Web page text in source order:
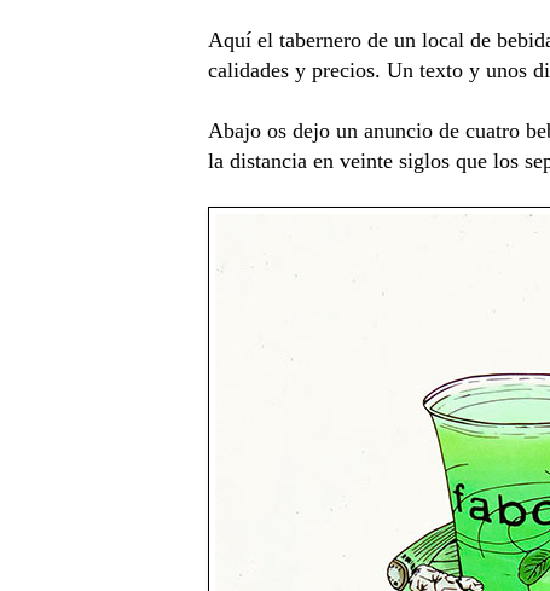
Aquí el tabernero de un local de
calidades y precios. Un texto y unos
Abajo os dejo un anuncio de cuatro
la distancia en veinte siglos que los